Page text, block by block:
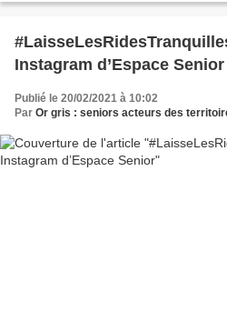
Instagram d’Espace Senior
Publié le 20/02/2021 à 10:02
Par Or gris : seniors acteurs des territoires,